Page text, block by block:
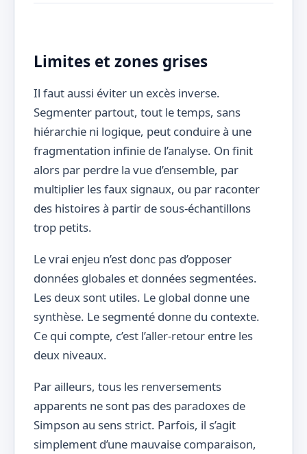
Limites et zones grises
Il faut aussi éviter un excès inverse.
Segmenter partout, tout le temps, sans
hiérarchie ni logique, peut conduire à une
fragmentation infinie de l’analyse. On finit
alors par perdre la vue d’ensemble, par
multiplier les faux signaux, ou par raconter
des histoires à partir de sous-échantillons
trop petits.
Le vrai enjeu n’est donc pas d’opposer
données globales et données segmentées.
Les deux sont utiles. Le global donne une
synthèse. Le segmenté donne du contexte.
Ce qui compte, c’est l’aller-retour entre les
deux niveaux.
Par ailleurs, tous les renversements
apparents ne sont pas des paradoxes de
Simpson au sens strict. Parfois, il s’agit
simplement d’une mauvaise comparaison,